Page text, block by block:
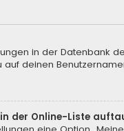
in der Datenbank
deinen
der Online-Liste